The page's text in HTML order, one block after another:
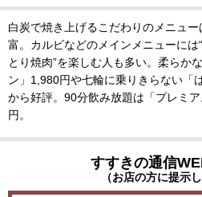
白炭で焼き上げるこだわりのメニュ
富。カルビなどのメインメニューには
とり焼肉”を楽しむ人も多い。柔らか
ン」1,980円や七輪に乗りきらない「
から好評。90分飲み放題は「プレミ
円。
すすきの通信
（お店の方に提示